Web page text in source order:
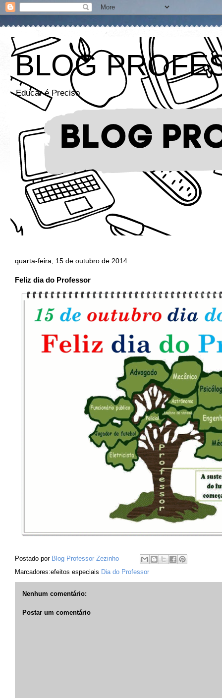
BLOG
Educar é Preciso
quarta-feira, 15 de outubro de 2014
Feliz dia do Professor
Postado por Blog Professor Zezinho
Marcadores:efeitos especiais Dia do Professor
Nenhum comentário:
Postar um comentário